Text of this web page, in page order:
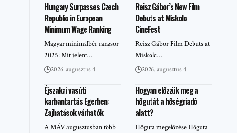
Hungary Surpasses Czech
Republic in European
Minimum Wage Ranking
Magyar minimálbér rangsor
2025: Mit jelent…
2026. augusztus 4
Reisz Gábor’s New Film
Debuts at Miskolc
CineFest
Reisz Gábor Film Debuts at
Miskolc…
2026. augusztus 4
Éjszakai vasúti
karbantartás Egerben:
Zajhatások várhatók
A MÁV augusztusban több
Hogyan előzzük meg a
hőgutát a hőségriadó
alatt?
Hőguta megelőzése Hőguta